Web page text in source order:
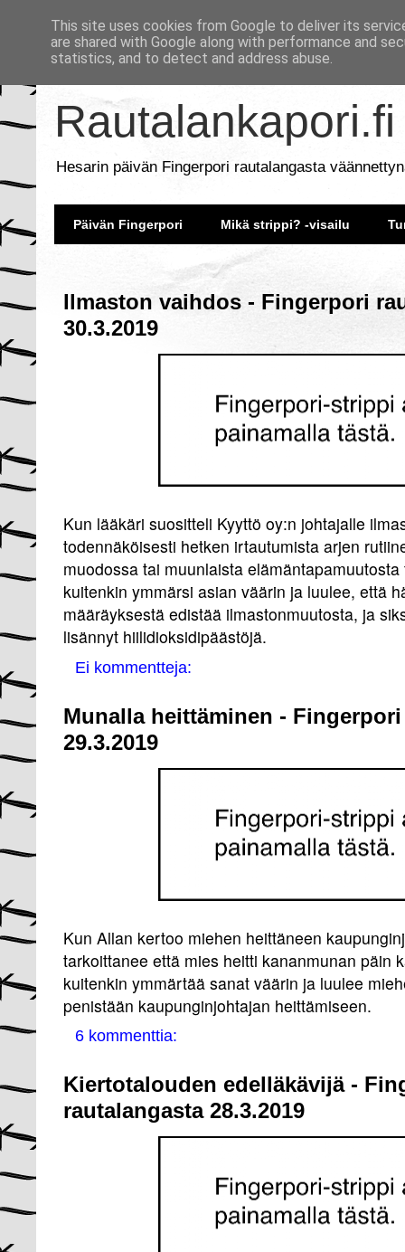
Rautalankapori.fi
Hesarin päivän Fingerpori rautalangasta
Päivän Fingerpori Mikä strippi? -visailu
Ilmaston vaihdos - Fingerpori
30.3.2019
Kun lääkäri suositteli Kyyttö oy:n johtajalle
todennäköisesti hetken irtautumista arjen
muodossa tai muunlaista
kuitenkin ymmärsi asian väärin ja luulee, että
määräyksestä edistää ilmastonmuutosta, ja
lisännyt hiilidioksidipäästöjä.
Ei kommentteja:
Munalla heittäminen -
29.3.2019
Kun Allan kertoo miehen heittäneen
tarkoittanee että mies heitti kananmunan päin
kuitenkin ymmärtää sanat väärin ja luulee
penistään kaupunginjohtajan heittämiseen.
6 kommenttia:
Kiertotalouden edelläkävijä -
rautalangasta 28.3.2019
This site uses cookies from Google to deliver its
are shared with Google along with performance and
statistics, and to detect and address abuse.